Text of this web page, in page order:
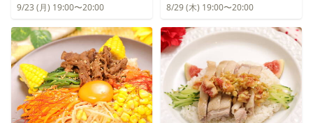
9/23 (月) 19:00〜20:00 8/29 (木) 19:00〜20:00